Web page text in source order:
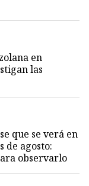
en
las
que se verá en
de agosto:
observarlo